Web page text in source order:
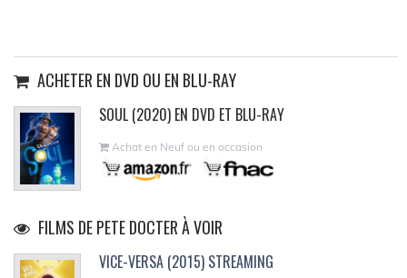
ACHETER EN DVD OU EN BLU-RAY
SOUL (2020) EN DVD ET BLU-RAY
Achat en Neuf ou en occasion
FILMS DE PETE DOCTER À VOIR
VICE-VERSA (2015) STREAMING